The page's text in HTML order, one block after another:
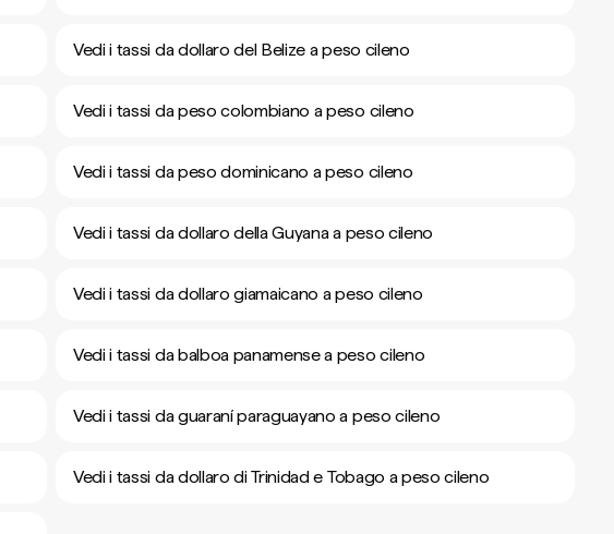
Vedi i tassi da dollaro del Belize a peso cileno
Vedi i tassi da peso colombiano a peso cileno
Vedi i tassi da peso dominicano a peso cileno
Vedi i tassi da dollaro della Guyana a peso cileno
Vedi i tassi da dollaro giamaicano a peso cileno
Vedi i tassi da balboa panamense a peso cileno
Vedi i tassi da guaraní paraguayano a peso cileno
Vedi i tassi da dollaro di Trinidad e Tobago a peso cileno